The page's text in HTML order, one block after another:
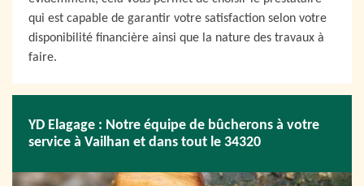
qui est capable de garantir votre satisfaction selon votre
disponibilité financière ainsi que la nature des travaux à
faire.
YD Elagage : Notre équipe de bûcherons à votre
service à Vailhan et dans tout le 34320